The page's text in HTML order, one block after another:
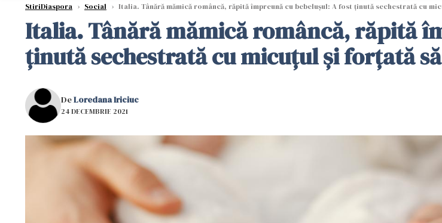
StiriDiaspora › Social › Italia. Tânără mămică româncă, răpită împreună cu bebelușul: A fost ținută sechestrată cu
Italia. Tânără mămică româncă, răpită
ținută sechestrată cu micuțul și forțată
DeLoredana Iriciuc
24 DECEMBRIE 2021